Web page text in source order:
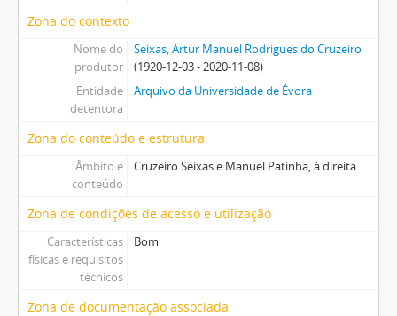
Zona do contexto
Nome do
produtor
Seixas, Artur Manuel Rodrigues do Cruzeiro
(1920-12-03 - 2020-11-08)
Entidade
detentora
Arquivo da Universidade de Évora
Zona do conteúdo e estrutura
Âmbito e
conteúdo
Cruzeiro Seixas e Manuel Patinha, à direita.
Zona de condições de acesso e utilização
Características
físicas e requisitos
técnicos
Bom
Zona de documentação associada